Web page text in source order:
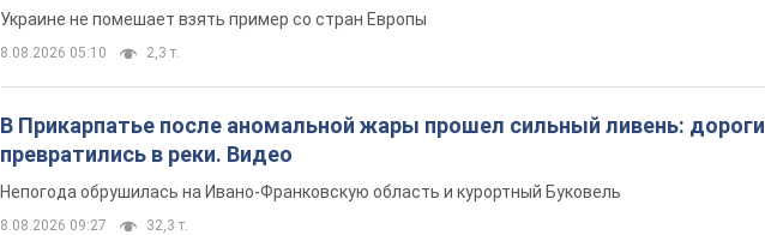
Украине не помешает взять пример со стран Европы
8.08.2026 05:10 2,3 т.
В Прикарпатье после аномальной жары прошел сильный ливень: дороги
превратились в реки. Видео
Непогода обрушилась на Ивано-Франковскую область и курортный Буковель
8.08.2026 09:27 32,3 т.